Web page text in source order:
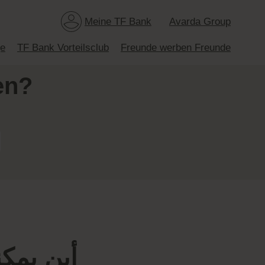
TF Bank Vorteilsclub Freunde werben Freunde
Meine TF Bank Avarda Group
أين